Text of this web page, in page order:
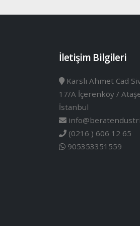
İletişim Bilgileri
Karslı Ahmet Cad
17/A İçerenköy /
İstanbul
(0216 ) 606 12 65
905353351559